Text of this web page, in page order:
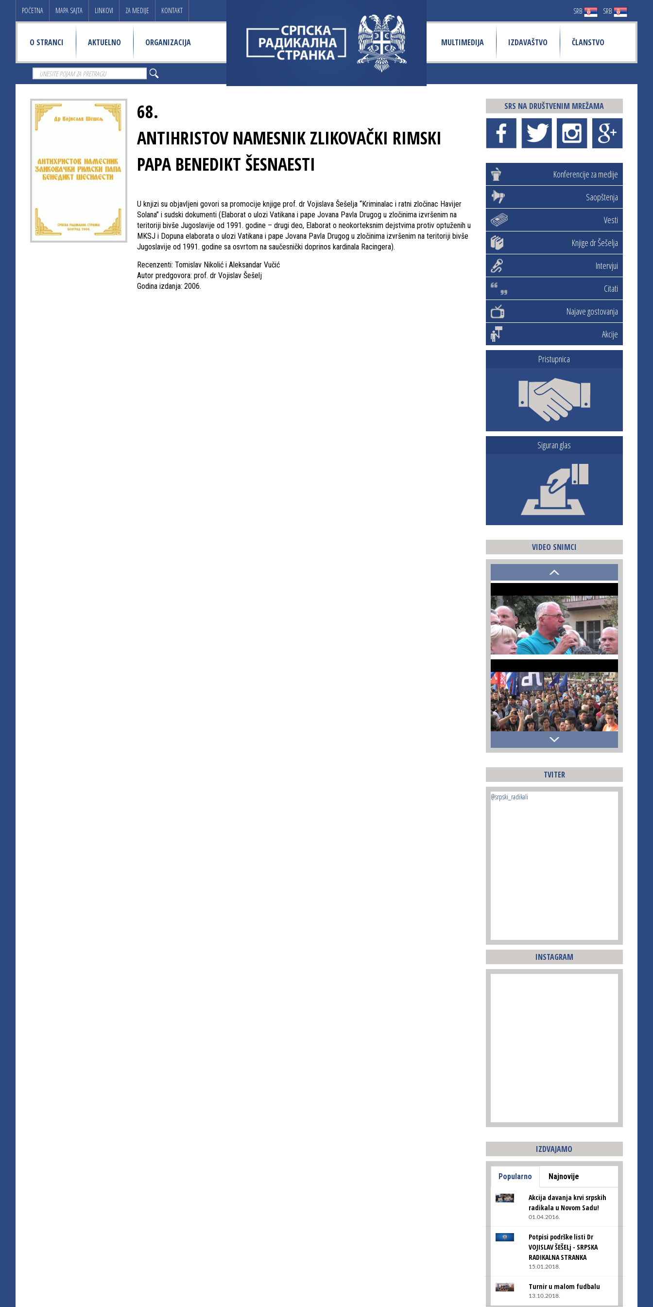
POČETNA MAPA SAJTA LINKOVI ZA MEDIJE KONTAKT SRB SRB
O STRANCI AKTUELNO ORGANIZACIJA MULTIMEDIJA IZDAVAŠTVO ČLANSTVO
68.
ANTIHRISTOV NAMESNIK ZLIKOVAČKI RIMSKI
PAPA BENEDIKT ŠESNAESTI
U knjizi su objavljeni govori sa promocije knjige prof. dr Vojislava Šešelja “Kriminalac i ratni zločinac Havijer
Solana” i sudski dokumenti (Elaborat o ulozi Vatikana i pape Jovana Pavla Drugog u zločinima izvršenim na
teritoriji bivše Jugoslavije od 1991. godine – drugi deo, Elaborat o neokorteksnim dejstvima protiv optuženih u
MKSJ i Dopuna elaborata o ulozi Vatikana i pape Jovana Pavla Drugog u zločinima izvršenim na teritoriji bivše
Jugoslavije od 1991. godine sa osvrtom na saučesnički doprinos kardinala Racingera).
Recenzenti: Tomislav Nikolić i Aleksandar Vučić
Autor predgovora: prof. dr Vojislav Šešelj
Godina izdanja: 2006.
SRS NA DRUŠTVENIM MREŽAMA
Konferencije za medije
Saopštenja
Vesti
Knjige dr Šešelja
Intervjui
Citati
Najave gostovanja
Akcije
Pristupnica
Siguran glas
VIDEO SNIMCI
TVITER
@srpski_radikali
INSTAGRAM
IZDVAJAMO
Popularno Najnovije
Akcija davanja krvi srpskih
radikala u Novom Sadu!
01.04.2016.
Potpisi podrške listi Dr
VOJISLAV ŠEŠELj - SRPSKA
RADIKALNA STRANKA
15.01.2018.
Turnir u malom fudbalu
13.10.2018.